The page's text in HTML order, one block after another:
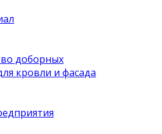
доборных
кровли и фасада